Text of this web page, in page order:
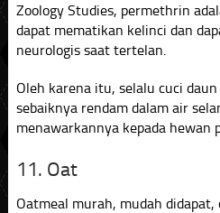
Zoology Studies, permethrin
dapat mematikan kelinci dan
neurologis saat tertelan.
Oleh karena itu, selalu cuci
sebaiknya rendam dalam air
menawarkannya kepada hewan
11. Oat
Oatmeal murah, mudah didapat,